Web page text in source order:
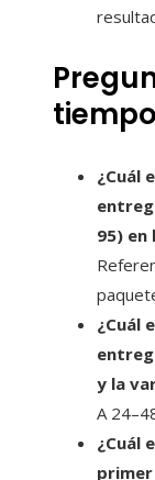
¿Cuál
95) en
¿Cuál
y la
A
¿Cuál